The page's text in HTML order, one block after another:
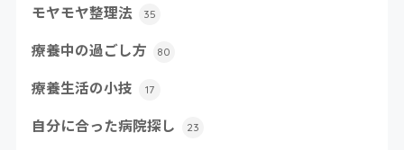
モヤモヤ整理法 35
療養中の過ごし方 80
療養生活の小技 17
自分に合った病院探し 23